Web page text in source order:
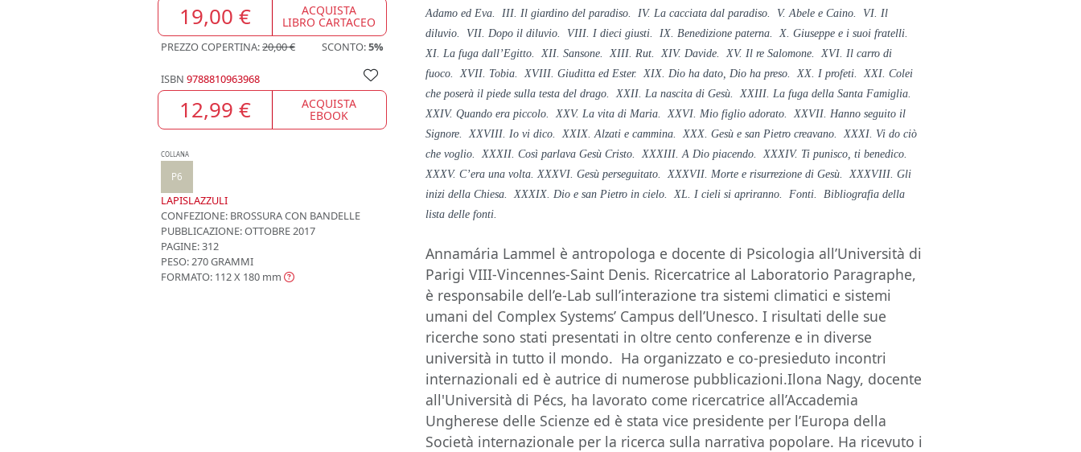
19,00 € ACQUISTA
LIBRO CARTACEO
PREZZO COPERTINA:20,00 € SCONTO:5%
ISBN 9788810963968
12,99 € ACQUISTA
EBOOK
COLLANA
P6
LAPISLAZZULI
CONFEZIONE: BROSSURA CON BANDELLE
PUBBLICAZIONE:OTTOBRE 2017
PAGINE: 312
PESO: 270 GRAMMI
FORMATO: 112 X 180 mm
Adamo ed Eva. III. Il giardino del paradiso. IV. La cacciata dal paradiso. V. Abele e Caino. VI. Il
diluvio. VII. Dopo il diluvio. VIII. I dieci giusti. IX. Benedizione paterna. X. Giuseppe e i suoi fratelli.
XI. La fuga dall’Egitto. XII. Sansone. XIII. Rut. XIV. Davide. XV. Il re Salomone. XVI. Il carro di
fuoco. XVII. Tobia. XVIII. Giuditta ed Ester. XIX. Dio ha dato, Dio ha preso. XX. I profeti. XXI. Colei
che poserà il piede sulla testa del drago. XXII. La nascita di Gesù. XXIII. La fuga della Santa Famiglia.
XXIV. Quando era piccolo. XXV. La vita di Maria. XXVI. Mio figlio adorato. XXVII. Hanno seguito il
Signore. XXVIII. Io vi dico. XXIX. Alzati e cammina. XXX. Gesù e san Pietro creavano. XXXI. Vi do ciò
che voglio. XXXII. Così parlava Gesù Cristo. XXXIII. A Dio piacendo. XXXIV. Ti punisco, ti benedico.
XXXV. C’era una volta. XXXVI. Gesù perseguitato. XXXVII. Morte e risurrezione di Gesù. XXXVIII. Gli
inizi della Chiesa. XXXIX. Dio e san Pietro in cielo. XL. I cieli si apriranno. Fonti. Bibliografia della
lista delle fonti.
Annamária Lammel è antropologa e docente di Psicologia all’Università di
Parigi VIII-Vincennes-Saint Denis. Ricercatrice al Laboratorio Paragraphe,
è responsabile dell’e-Lab sull’interazione tra sistemi climatici e sistemi
umani del Complex Systems’ Campus dell’Unesco. I risultati delle sue
ricerche sono stati presentati in oltre cento conferenze e in diverse
università in tutto il mondo. Ha organizzato e co-presieduto incontri
internazionali ed è autrice di numerose pubblicazioni.Ilona Nagy, docente
all'Università di Pécs, ha lavorato come ricercatrice all’Accademia
Ungherese delle Scienze ed è stata vice presidente per l’Europa della
Società internazionale per la ricerca sulla narrativa popolare. Ha ricevuto i